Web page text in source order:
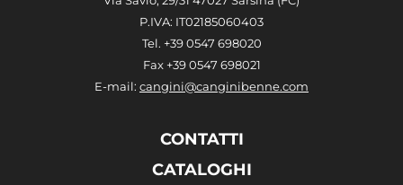
P.IVA: IT02185060403
Tel. +39 0547 698020
Fax +39 0547 698021
E-mail: cangini@canginibenne.com
CONTATTI
CATALOGHI